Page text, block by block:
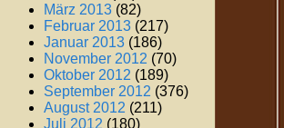
März 2013 (82)
Februar 2013 (217)
Januar 2013 (186)
November 2012 (70)
Oktober 2012 (189)
September 2012 (376)
August 2012 (211)
Juli 2012 (180)